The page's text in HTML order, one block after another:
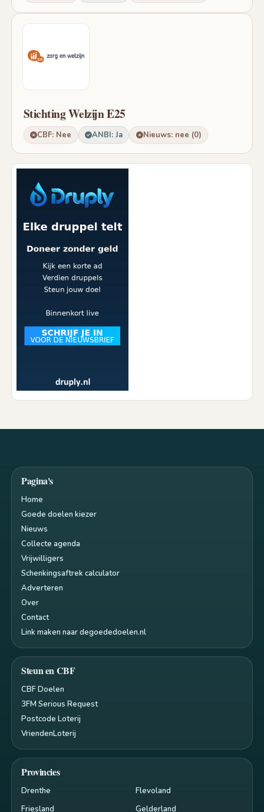
Stichting Welzijn E25
CBF: Nee ANBI: Ja Nieuws: nee (0)
Pagina's
Home
Goede doelen kiezer
Nieuws
Collecte agenda
Vrijwilligers
Schenkingsaftrek calculator
Adverteren
Over
Contact
Link maken naar degoededoelen.nl
Steun en CBF
CBF Doelen
3FM Serious Request
Postcode Loterij
VriendenLoterij
Provincies
Drenthe
Flevoland
Friesland
Gelderland